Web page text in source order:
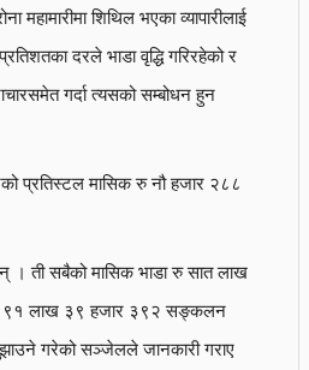
महामारीमा शिथिल भएका व्यापारीलाई
दरले भाडा वृद्धि गरिरहेको र
गर्दा त्यसको सम्बोधन हुन
प्रतिस्टल मासिक रु नौ हजार २८८
। ती सबैको मासिक भाडा रु सात लाख
९१ लाख ३९ हजार ३९२ सङ्कलन
गरेको सञ्जेलले जानकारी गराए